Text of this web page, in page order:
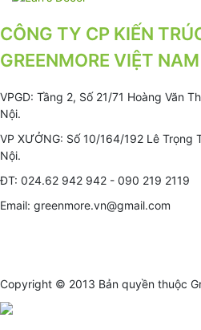
CÔNG TY CP KIẾN
GREENMORE VIỆT NAM
VPGD: Tầng 2, Số 21/71 Hoàng Văn
Nội.
VP XƯỞNG: Số 10/164/192 Lê Trọng
Nội.
ĐT: 024.62 942 942 - 090 219 2119
Email: greenmore.vn@gmail.com
Copyright © 2013 Bản quyền thuộc